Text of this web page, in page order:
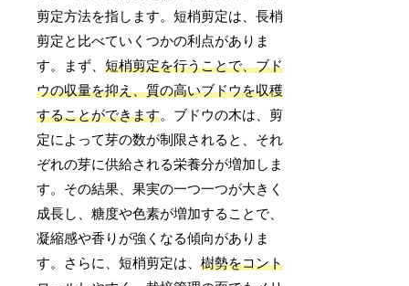
剪定方法を指します。短梢剪定は、長梢
剪定と比べていくつかの利点がありま
す。まず、短梢剪定を行うことで、ブド
ウの収量を抑え、質の高いブドウを収穫
することができます。ブドウの木は、剪
定によって芽の数が制限されると、それ
ぞれの芽に供給される栄養分が増加しま
す。その結果、果実の一つ一つが大きく
成長し、糖度や色素が増加することで、
凝縮感や香りが強くなる傾向がありま
す。さらに、短梢剪定は、樹勢をコント